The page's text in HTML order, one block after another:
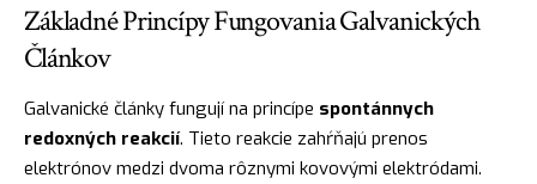
Základné Princípy Fungovania Galvanických
Článkov
Galvanické články fungují na princípe spontánnych
redoxných reakcií. Tieto reakcie zahŕňajú prenos
elektrónov medzi dvoma rôznymi kovovými elektródami.